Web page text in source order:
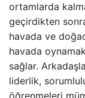
ortamlarda
geçirdikten
havada ve
havada
sağlar.
liderlik,
öğrenmeleri